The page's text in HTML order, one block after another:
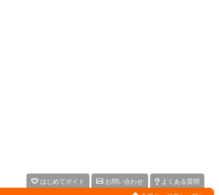
はじめてガイド お問い合わせ
よくある質問